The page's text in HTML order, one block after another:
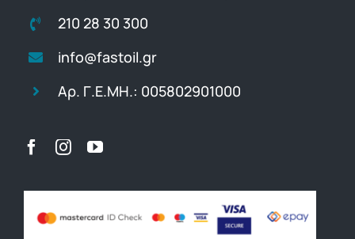
210 28 30 300
info@fastoil.gr
Αρ. Γ.Ε.ΜΗ.: 005802901000